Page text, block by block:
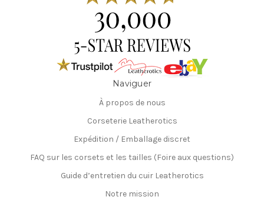
Naviguer
À propos de nous
Corseterie Leatherotics
Expédition / Emballage discret
FAQ sur les corsets et les tailles (Foire aux questions)
Guide d’entretien du cuir Leatherotics
Notre mission